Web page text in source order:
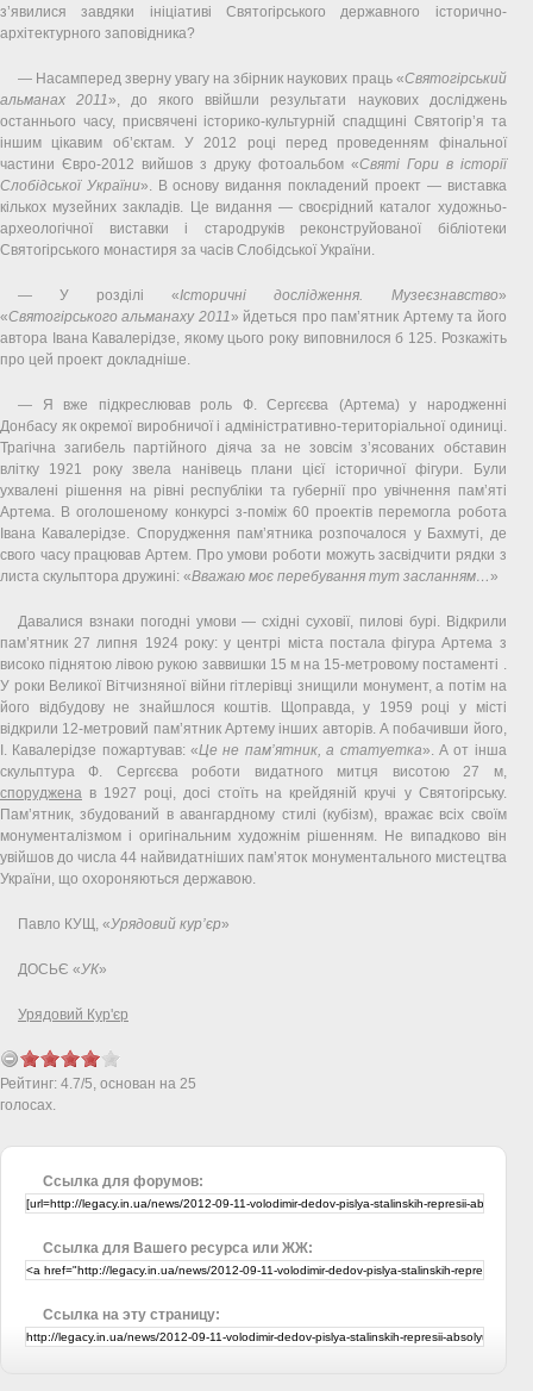
з’явилися завдяки ініціативі Святогірського державного історично-
архітектурного заповідника?
— Насамперед зверну увагу на збірник наукових праць «Святогірський
альманах 2011», до якого ввійшли результати наукових досліджень
останнього часу, присвячені історико-культурній спадщині Святогір’я та
іншим цікавим об’єктам. У 2012 році перед проведенням фінальної
частини Євро-2012 вийшов з друку фотоальбом «Святі Гори в історії
Слобідської України». В основу видання покладений проект — виставка
кількох музейних закладів. Це видання — своєрідний каталог художньо-
археологічної виставки і стародруків реконструйованої бібліотеки
Святогірського монастиря за часів Слобідської України.
— У розділі «Історичні дослідження. Музеєзнавство»
«Святогірського альманаху 2011» йдеться про пам’ятник Артему та його
автора Івана Кавалерідзе, якому цього року виповнилося б 125. Розкажіть
про цей проект докладніше.
— Я вже підкреслював роль Ф. Сергєєва (Артема) у народженні
Донбасу як окремої виробничої і адміністративно-територіальної одиниці.
Трагічна загибель партійного діяча за не зовсім з’ясованих обставин
влітку 1921 року звела нанівець плани цієї історичної фігури. Були
ухвалені рішення на рівні республіки та губернії про увічнення пам’яті
Артема. В оголошеному конкурсі з-поміж 60 проектів перемогла робота
Івана Кавалерідзе. Спорудження пам’ятника розпочалося у Бахмуті, де
свого часу працював Артем. Про умови роботи можуть засвідчити рядки з
листа скульптора дружині: «Вважаю моє перебування тут засланням…»
Давалися взнаки погодні умови — східні суховії, пилові бурі. Відкрили
пам’ятник 27 липня 1924 року: у центрі міста постала фігура Артема з
високо піднятою лівою рукою заввишки 15 м на 15-метровому постаменті .
У роки Великої Вітчизняної війни гітлерівці знищили монумент, а потім на
його відбудову не знайшлося коштів. Щоправда, у 1959 році у місті
відкрили 12-метровий пам’ятник Артему інших авторів. А побачивши його,
І. Кавалерідзе пожартував: «Це не пам’ятник, а статуетка». А от інша
скульптура Ф. Сергєєва роботи видатного митця висотою 27 м,
споруджена в 1927 році, досі стоїть на крейдяній кручі у Святогірську.
Пам’ятник, збудований в авангардному стилі (кубізм), вражає всіх своїм
монументалізмом і оригінальним художнім рішенням. Не випадково він
увійшов до числа 44 найвидатніших пам’яток монументального мистецтва
України, що охороняються державою.
Павло КУЩ, «Урядовий кур’єр»
ДОСЬЄ «УК»
Урядовий Кур'єр
Рейтинг: 4.7/5, основан на 25
голосах.
Ссылка для форумов:
Ссылка для Вашего ресурса или ЖЖ:
Ссылка на эту страницу: